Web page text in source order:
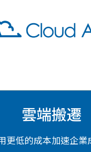
雲端搬遷
更低的成本加速企業